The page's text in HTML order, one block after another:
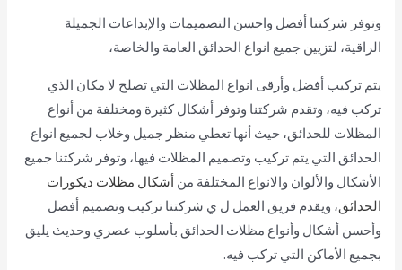
وتوفر شركتنا أفضل واحسن التصميمات والإبداعات الجميلة
الراقية، لتزيين جميع انواع الحدائق العامة والخاصة،
يتم تركيب أفضل وأرقى انواع المظلات التي تصلح لا مكان الذي
تركب فيه، وتقدم شركتنا وتوفر أشكال كثيرة ومختلفة من أنواع
المظلات للحدائق، حيث أنها تعطي منظر جميل وخلاب لجميع انواع
الحدائق التي يتم تركيب وتصميم المظلات فيها، وتوفر شركتنا جميع
الأشكال والألوان والانواع المختلفة من أشكال مظلات ديكورات
الحدائق، ويقدم فريق العمل ل ي شركتنا تركيب وتصميم أفضل
وأحسن أشكال وأنواع مظلات الحدائق بأسلوب عصري وحديث يليق
بجميع الأماكن التي تركب فيه.